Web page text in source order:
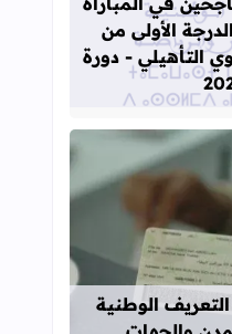
الأولى من
التأهيلي - دورة
المزيد عن أحرف و أرقام
الوطنية